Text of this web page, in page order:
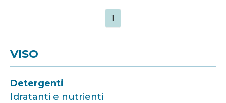
VISO
Detergenti
Idratanti e nutrienti
1